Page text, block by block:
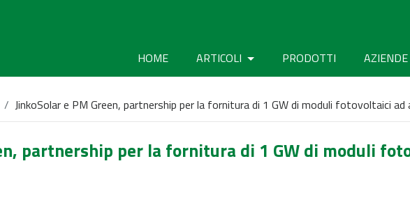
HOME ARTICOLI PRODOTTI AZIENDE
JinkoSolar e PM Green, partnership per la fornitura di 1 GW di moduli fotovoltaici
partnership per la fornitura di 1 GW di moduli